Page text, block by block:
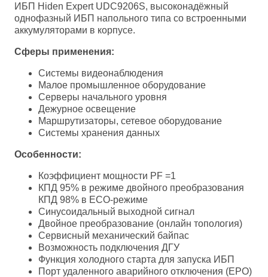
ИБП Hiden Expert UDC9206S, высоконадёжный
однофазный ИБП напольного типа со встроенными
аккумуляторами в корпусе.
Сферы применения:
Системы видеонаблюдения
Малое промышленное оборудование
Серверы начального уровня
Дежурное освещение
Маршрутизаторы, сетевое оборудование
Системы хранения данных
Особенности:
Коэффициент мощности PF =1
КПД 95% в режиме двойного преобразования
КПД 98% в ЕСО-режиме
Синусоидальный выходной сигнал
Двойное преобразование (онлайн топология)
Сервисный механический байпас
Возможность подключения ДГУ
Функция холодного старта для запуска ИБП
Порт удаленного аварийного отключения (EPO)